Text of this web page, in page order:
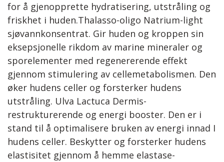
for å gjenopprette hydratisering, utstråling og
friskhet i huden.Thalasso-oligo Natrium-light
sjøvannkonsentrat. Gir huden og kroppen sin
eksepsjonelle rikdom av marine mineraler og
sporelementer med regenererende effekt
gjennom stimulering av cellemetabolismen. Den
øker hudens celler og forsterker hudens
utstråling. Ulva Lactuca Dermis-
restrukturerende og energi booster. Den er i
stand til å optimalisere bruken av energi innad I
hudens celler. Beskytter og forsterker hudens
elastisitet gjennom å hemme elastase-